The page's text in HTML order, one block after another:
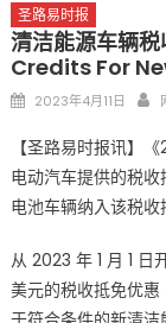
圣路易时报
清洁能源车辆
Credits For
Posted
2023年4月11日
【圣路易时报讯】
电动汽车提供的税
电池车辆纳入该税收
从 2023 年 1 月 1
美元的税收抵免优